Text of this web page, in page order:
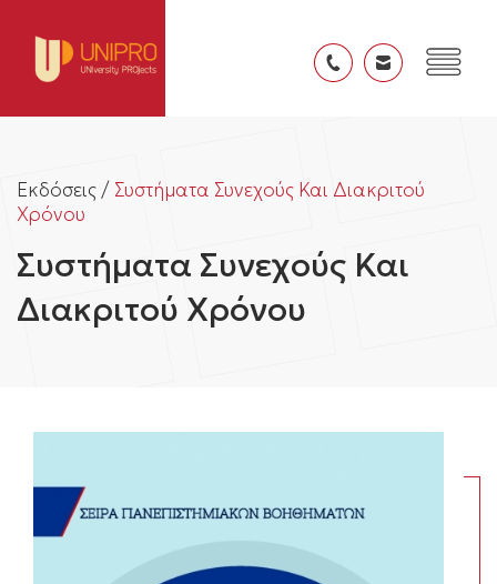
Εκδόσεις / Συστήματα Συνεχούς Και Διακριτού
Χρόνου
Συστήματα Συνεχούς Και
Διακριτού Χρόνου